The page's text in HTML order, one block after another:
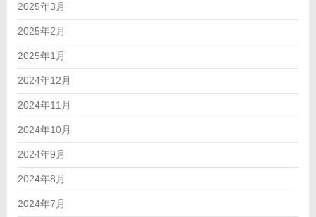
2025年3月
2025年2月
2025年1月
2024年12月
2024年11月
2024年10月
2024年9月
2024年8月
2024年7月